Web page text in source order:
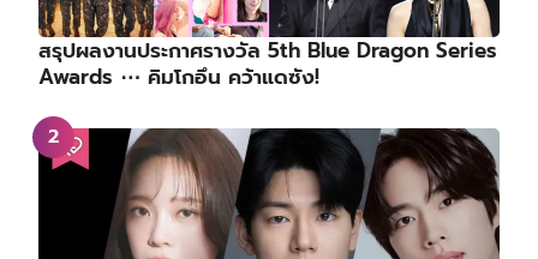
สรุปผลงานประกาศรางวัล 5th Blue Dragon Series
Awards ⋯ คิมโกอึน คว้าแดซัง!